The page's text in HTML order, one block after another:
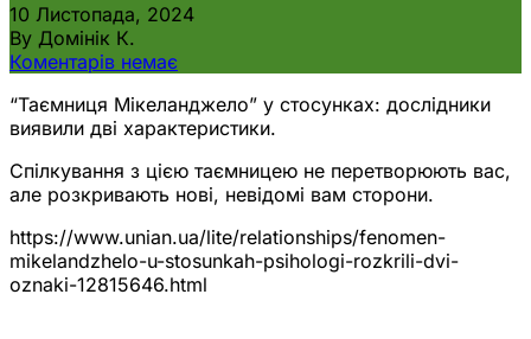
10 Листопада, 2024
By Домінік К.
Коментарів немає
“Таємниця Мікеланджело” у стосунках: дослідники
виявили дві характеристики.
Спілкування з цією таємницею не перетворюють вас,
але розкривають нові, невідомі вам сторони.
https://www.unian.ua/lite/relationships/fenomen-
mikelandzhelo-u-stosunkah-psihologi-rozkrili-dvi-
oznaki-12815646.html